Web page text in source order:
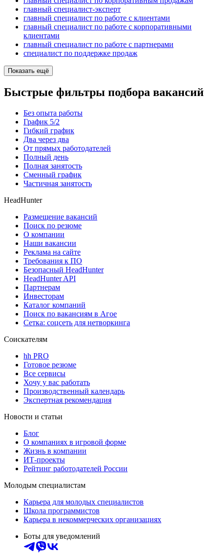
главный специалист-эксперт
главный специалист по работе с клиентами
главный специалист по работе с корпоративными
клиентами
главный специалист по работе с партнерами
специалист по поддержке продаж
Показать ещё
Быстрые фильтры подбора вакансий
Без опыта работы
График 5/2
Гибкий график
Два через два
От прямых работодателей
Полный день
Полная занятость
Сменный график
Частичная занятость
HeadHunter
Размещение вакансий
Поиск по резюме
О компании
Наши вакансии
Реклама на сайте
Требования к ПО
Безопасный HeadHunter
HeadHunter API
Партнерам
Инвесторам
Каталог компаний
Поиск по вакансиям в Агое
Сетка: соцсеть для нетворкинга
Соискателям
hh PRO
Готовое резюме
Все сервисы
Хочу у вас работать
Производственный календарь
Экспертная рекомендация
Новости и статьи
Блог
О компаниях в игровой форме
Жизнь в компании
ИТ-проекты
Рейтинг работодателей России
Молодым специалистам
Карьера для молодых специалистов
Школа программистов
Карьера в некоммерческих организациях
Боты для уведомлений